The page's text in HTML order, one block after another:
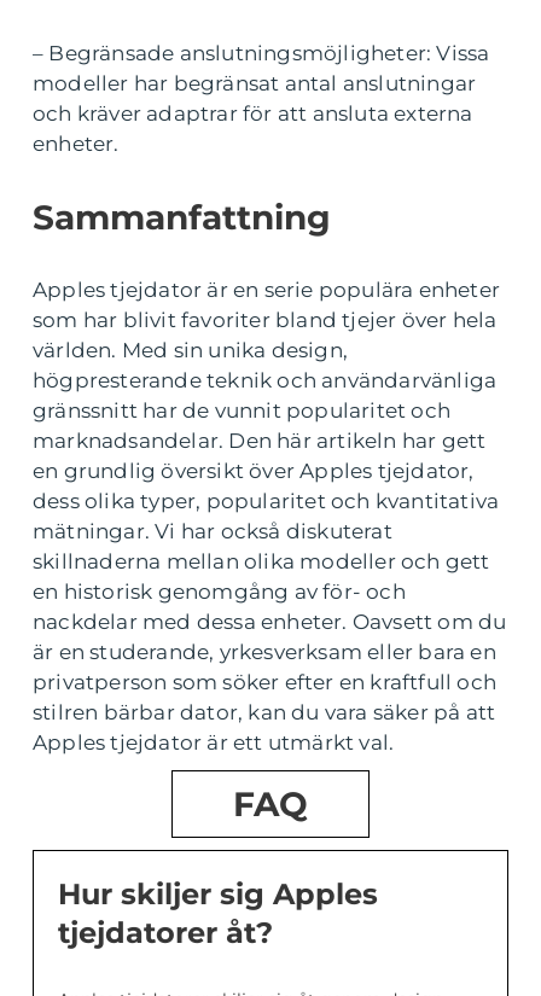
– Begränsade anslutningsmöjligheter: Vissa
modeller har begränsat antal anslutningar
och kräver adaptrar för att ansluta externa
enheter.
Sammanfattning
Apples tjejdator är en serie populära enheter
som har blivit favoriter bland tjejer över hela
världen. Med sin unika design,
högpresterande teknik och användarvänliga
gränssnitt har de vunnit popularitet och
marknadsandelar. Den här artikeln har gett
en grundlig översikt över Apples tjejdator,
dess olika typer, popularitet och kvantitativa
mätningar. Vi har också diskuterat
skillnaderna mellan olika modeller och gett
en historisk genomgång av för- och
nackdelar med dessa enheter. Oavsett om du
är en studerande, yrkesverksam eller bara en
privatperson som söker efter en kraftfull och
stilren bärbar dator, kan du vara säker på att
Apples tjejdator är ett utmärkt val.
FAQ
Hur skiljer sig Apples
tjejdatorer åt?